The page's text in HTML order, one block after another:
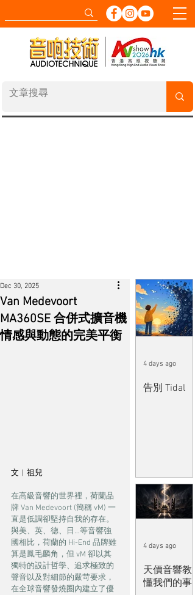
Van Medevoort
MA360SE 合併式擴音機
情感與動態的完美平衡
Dec 30, 2025
文︱祖兒
在高級音響的世界裡，荷蘭品
牌 Van Medevoort (簡稱 vM) 一
直是低調卻堅持自我的存在。
與美、英、德、日…等音響強
國相比，荷蘭的 Hi-End 品牌雖
算是鳳毛麟角，但 vM 卻以其
獨特的設計哲學、追求極致的
聲音以及對細節的嚴苛要求，
在全球音響發燒圈內建立了優
告別 Tidal
4 days ago
天價音響教
懂我們的事
4 days ago